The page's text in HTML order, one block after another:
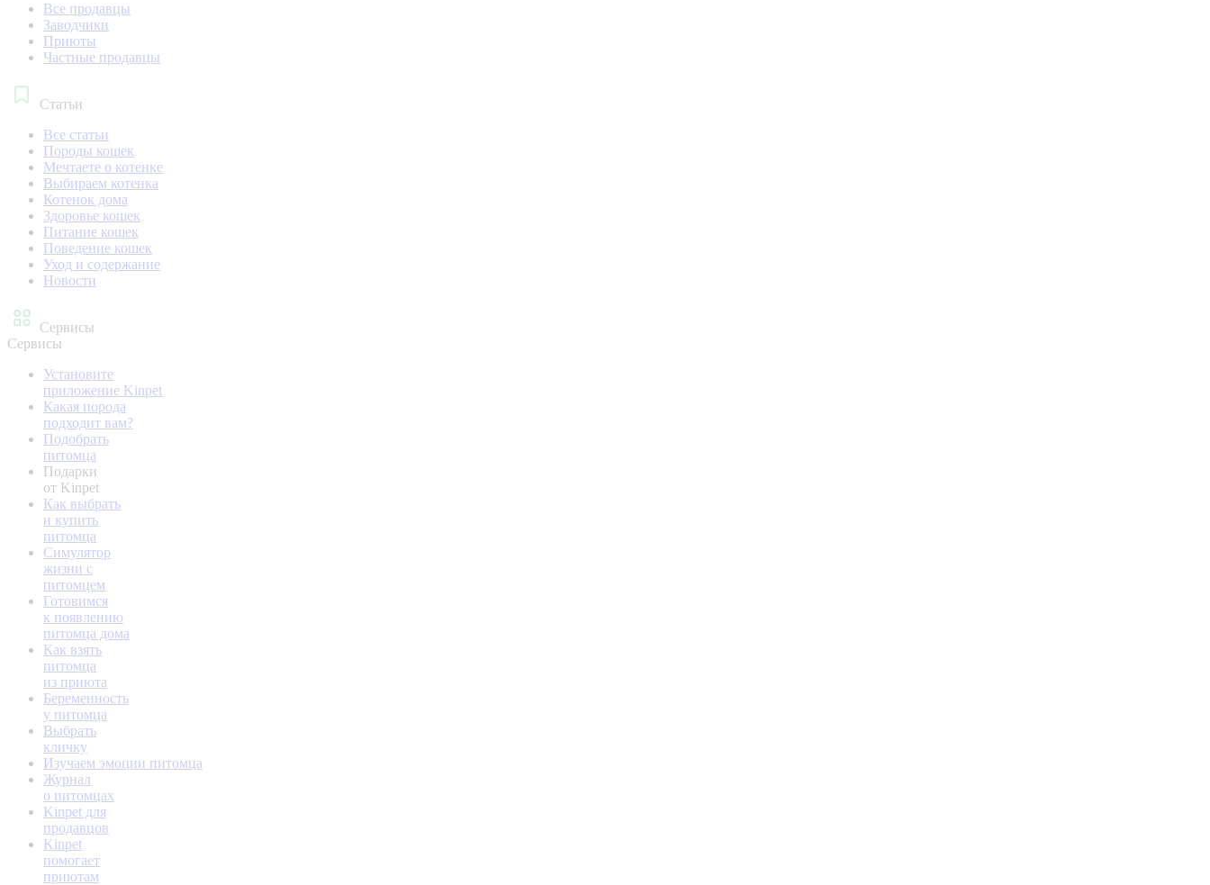
Все продавцы
Заводчики
Приюты
Частные продавцы
Статьи
Все статьи
Породы кошек
Мечтаете о котенке
Выбираем котенка
Котенок дома
Здоровье кошек
Питание кошек
Поведение кошек
Уход и содержание
Новости
Сервисы
Сервисы
Установите
приложение Kinpet
Какая порода
подходит вам?
Подобрать
питомца
Подарки
от Kinpet
Как выбрать
и купить
питомца
Симулятор
жизни с
питомцем
Готовимся
к появлению
питомца дома
Как взять
питомца
из приюта
Беременность
у питомца
Выбрать
кличку
Изучаем эмоции питомца
Журнал
о питомцах
Kinpet для
продавцов
Kinpet
помогает
приютам